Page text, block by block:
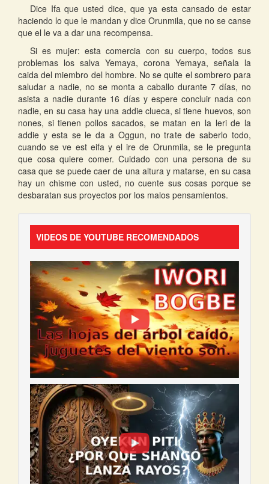
Dice Ifa que usted dice, que ya esta cansado de estar
haciendo lo que le mandan y dice Orunmila, que no se canse
que el le va a dar una recompensa.
Si es mujer: esta comercia con su cuerpo, todos sus
problemas los salva Yemaya, corona Yemaya, señala la
caida del miembro del hombre. No se quite el sombrero para
saludar a nadie, no se monta a caballo durante 7 días, no
asista a nadie durante 16 días y espere concluir nada con
nadie, en su casa hay una addie clueca, si tiene huevos, son
nones, si tienen pollos sacados, se matan en la leri de la
addie y esta se le da a Oggun, no trate de saberlo todo,
cuando se ve est eifa y el ire de Orunmila, se le pregunta
que cosa quiere comer. Cuidado con una persona de su
casa que se puede caer de una altura y matarse, en su casa
hay un chisme con usted, no cuente sus cosas porque se
desbaratan sus proyectos por los malos pensamientos.
VIDEOS DE YOUTUBE RECOMENDADOS